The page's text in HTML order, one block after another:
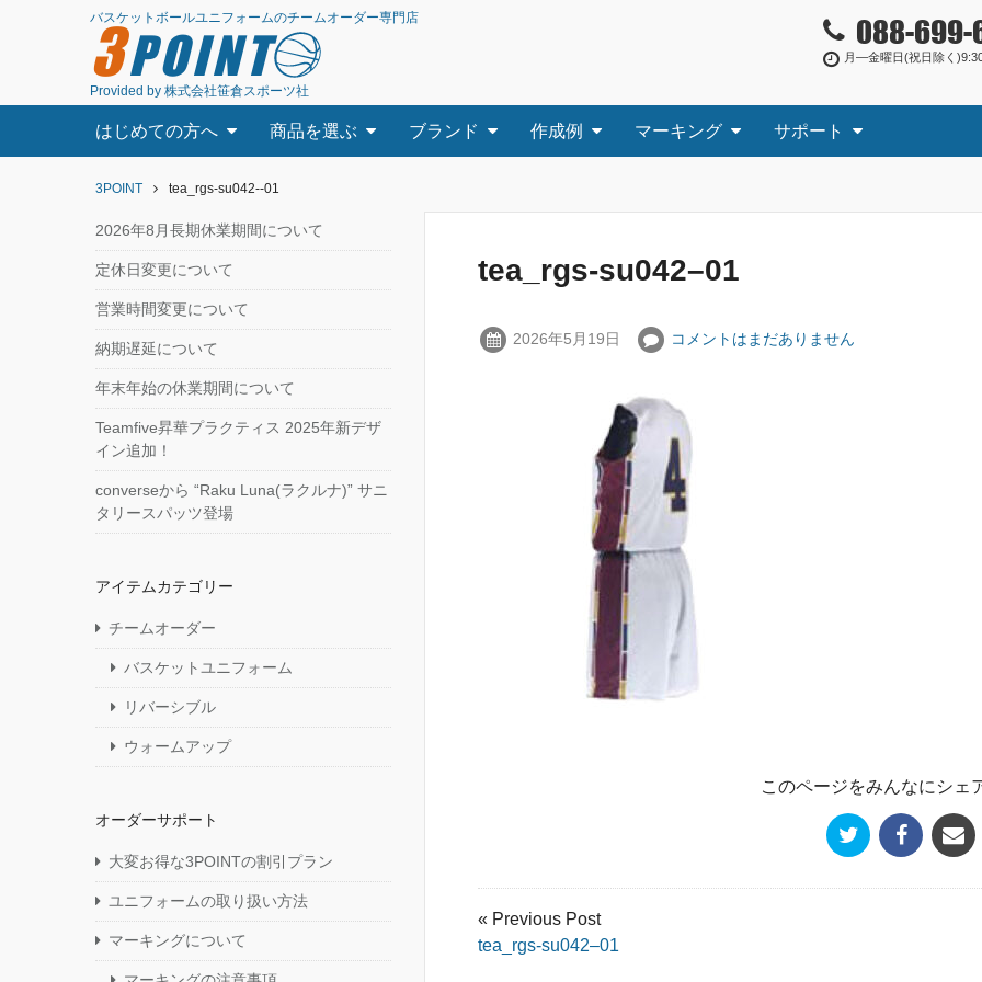
バスケットボールユニフォームのチームオーダー専門店
3POINT
Provided by 株式会社笹倉スポーツ社
088-699-
月―金曜日(祝日除く
はじめての方へ 商品を選ぶ ブランド 作成例 マーキング サポート
3POINT tea_rgs-su042--01
tea_rgs-su042–01
2026年5月19日 コメントはまだありません
このページをみんなにシェ
« Previous Post
tea_rgs-su042–01
2026年8月長期休業期間について
定休日変更について
営業時間変更について
納期遅延について
年末年始の休業期間について
Teamfive昇華プラクティス 2025年新デザ
イン追加！
converseから “Raku Luna(ラクルナ)” サニ
タリースパッツ登場
アイテムカテゴリー
チームオーダー
バスケットユニフォーム
リバーシブル
ウォームアップ
オーダーサポート
大変お得な3POINTの割引プラン
ユニフォームの取り扱い方法
マーキングについて